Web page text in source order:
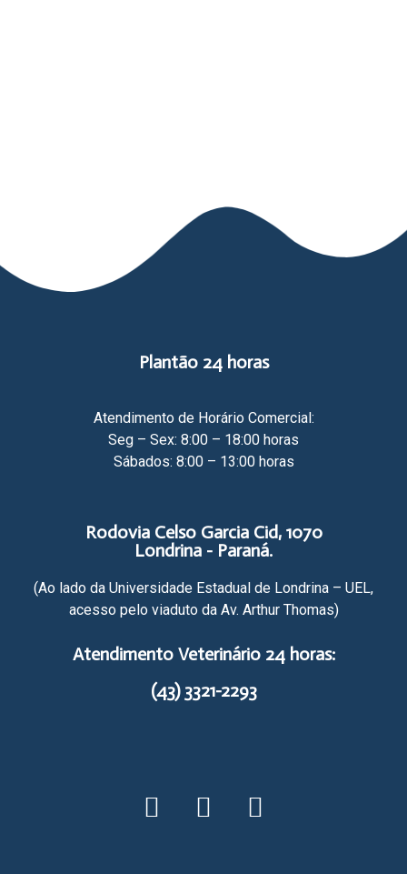
Plantão 24 horas
Atendimento de Horário Comercial:
Seg – Sex: 8:00 – 18:00 horas
Sábados: 8:00 – 13:00 horas
Rodovia Celso Garcia Cid, 1070
Londrina - Paraná.
(Ao lado da Universidade Estadual de Londrina – UEL,
acesso pelo viaduto da Av. Arthur Thomas)​
Atendimento Veterinário 24 horas:
(43) 3321-2293